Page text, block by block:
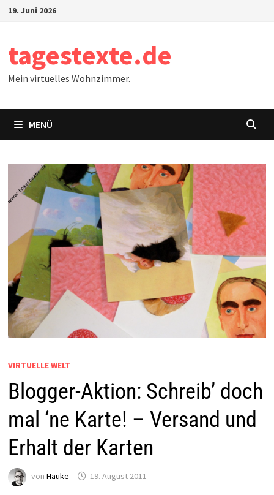
Zum19. Juni 2026
tagestexte.de
Mein virtuelles Wohnzimmer.
MENÜ
VIRTUELLE WELT
Blogger-Aktion: Schreib’ doch
mal ‘ne Karte! – Versand und
Erhalt der Karten
von Hauke 19. August 2011